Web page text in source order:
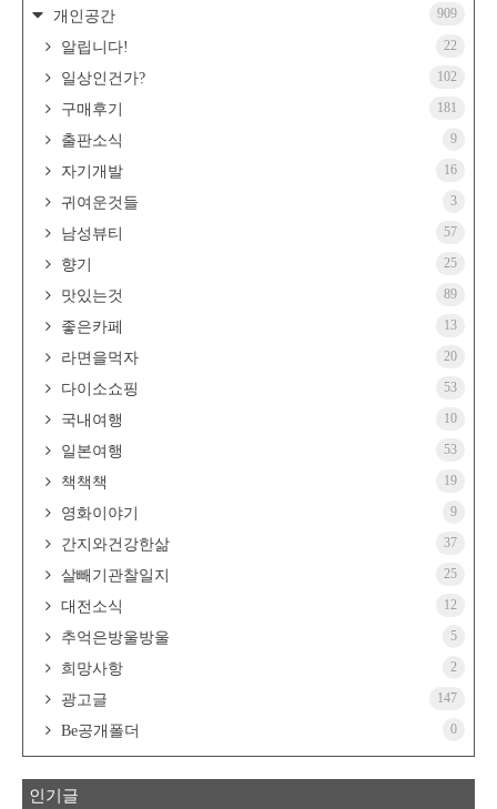
개인공간 909
알립니다! 22
일상인건가? 102
구매후기 181
출판소식 9
자기개발 16
귀여운것들 3
남성뷰티 57
향기 25
맛있는것 89
좋은카페 13
라면을먹자 20
다이소쇼핑 53
국내여행 10
일본여행 53
책책책 19
영화이야기 9
간지와건강한삶 37
살빼기관찰일지 25
대전소식 12
추억은방울방울 5
희망사항 2
광고글 147
Be공개폴더 0
인기글